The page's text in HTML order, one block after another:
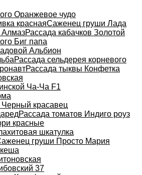
Оранжевое чудо
краснаяСаженец груши Лада
АлмазРассада кабачков Золотой
Биг папа
Альбион
Рассада сельдерея корневого
Рассада тыквы Конфетка
Ча-Ча F1
красавец
Рассада томатов Индиго роуз
красные
шкатулка
груши Просто Мария
37